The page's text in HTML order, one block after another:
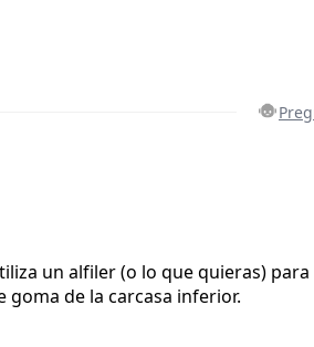
un alfiler (o lo que quieras)
goma de la carcasa inferior.